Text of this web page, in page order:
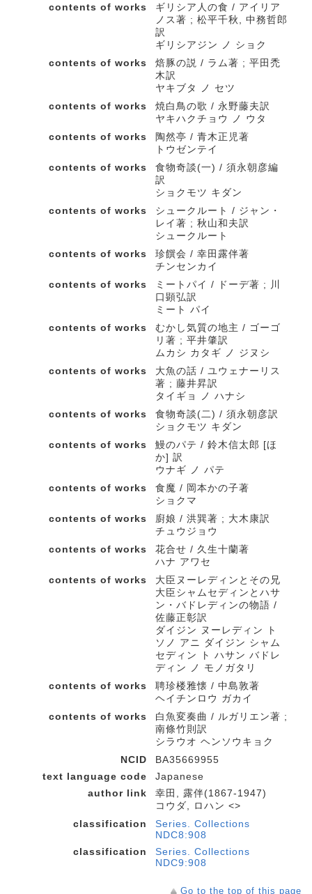
contents of works
ギリシア人の食 / アイリア
ノス著 ; 松平千秋, 中務哲郎
訳
ギリシアジン ノ ショク
contents of works
焙豚の説 / ラム著 ; 平田禿
木訳
ヤキブタ ノ セツ
contents of works
焼白鳥の歌 / 永野藤夫訳
ヤキハクチョウ ノ ウタ
contents of works
陶然亭 / 青木正児著
トウゼンテイ
contents of works
食物奇談(一) / 須永朝彦編
訳
ショクモツ キダン
contents of works
シュークルート / ジャン・
レイ著 ; 秋山和夫訳
シュークルート
contents of works
珍饌会 / 幸田露伴著
チンセンカイ
contents of works
ミートパイ / ドーデ著 ; 川
口顕弘訳
ミート パイ
contents of works
むかし気質の地主 / ゴーゴ
リ著 ; 平井肇訳
ムカシ カタギ ノ ジヌシ
contents of works
大魚の話 / ユウェナーリス
著 ; 藤井昇訳
タイギョ ノ ハナシ
contents of works
食物奇談(二) / 須永朝彦訳
ショクモツ キダン
contents of works
鰻のパテ / 鈴木信太郎 [ほ
か] 訳
ウナギ ノ パテ
contents of works
食魔 / 岡本かの子著
ショクマ
contents of works
廚娘 / 洪巽著 ; 大木康訳
チュウジョウ
contents of works
花合せ / 久生十蘭著
ハナ アワセ
contents of works
大臣ヌーレディンとその兄
大臣シャムセディンとハサ
ン・バドレディンの物語 /
佐藤正彰訳
ダイジン ヌーレディン ト
ソノ アニ ダイジン シャム
セディン ト ハサン バドレ
ディン ノ モノガタリ
contents of works
聘珍楼雅懐 / 中島敦著
ヘイチンロウ ガカイ
contents of works
白魚変奏曲 / ルガリエン著 ;
南條竹則訳
シラウオ ヘンソウキョク
NCID
BA35669955
text language code
Japanese
author link
幸田, 露伴(1867-1947)
コウダ, ロハン <>
classification
Series. Collections
NDC8:908
classification
Series. Collections
NDC9:908
Go to the top of this page